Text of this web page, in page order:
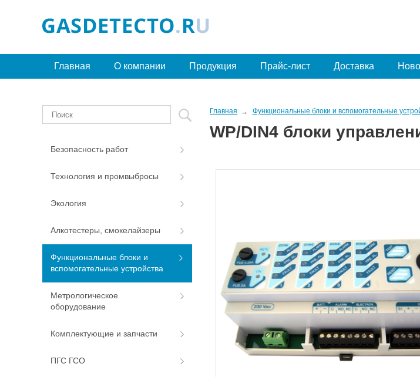
Главная О компании Продукция Прайс-лист Доставка
Главная Функциональные блоки и вспомогательные
WP/DIN4 блоки
Безопасность работ
Технология и промвыбросы
Экология
Алкотестеры, смокелайзеры
Функциональные блоки и
вспомогательные устройства
Метрологическое
оборудование
Комплектующие и запчасти
ПГС ГСО